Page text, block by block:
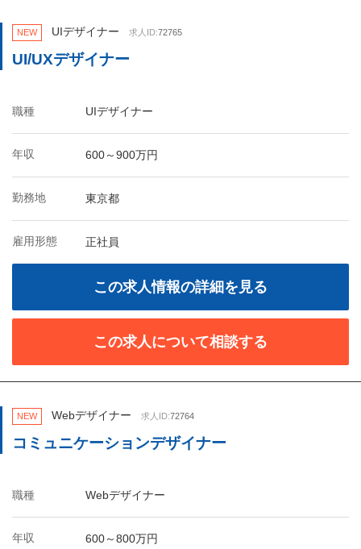
NEW UIデザイナー 求人ID:72765
UI/UXデザイナー
職種 UIデザイナー
年収 600～900万円
勤務地 東京都
雇用形態 正社員
この求人情報の詳細を見る
この求人について相談する
NEW Webデザイナー 求人ID:72764
コミュニケーションデザイナー
職種 Webデザイナー
年収 600～800万円